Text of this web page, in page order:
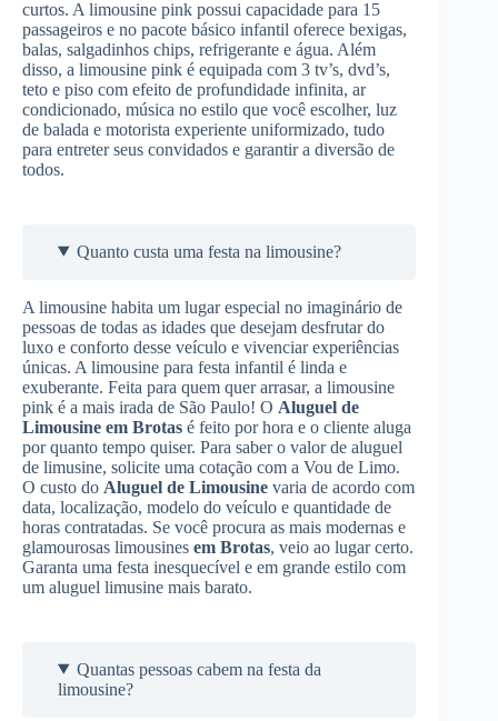
curtos. A limousine pink possui capacidade para 15
passageiros e no pacote básico infantil oferece bexigas,
balas, salgadinhos chips, refrigerante e água. Além
disso, a limousine pink é equipada com 3 tv’s, dvd’s,
teto e piso com efeito de profundidade infinita, ar
condicionado, música no estilo que você escolher, luz
de balada e motorista experiente uniformizado, tudo
para entreter seus convidados e garantir a diversão de
todos.
Quanto custa uma festa na limousine?
A limousine habita um lugar especial no imaginário de
pessoas de todas as idades que desejam desfrutar do
luxo e conforto desse veículo e vivenciar experiências
únicas. A limousine para festa infantil é linda e
exuberante. Feita para quem quer arrasar, a limousine
pink é a mais irada de São Paulo! O Aluguel de
Limousine em Brotas é feito por hora e o cliente aluga
por quanto tempo quiser. Para saber o valor de aluguel
de limusine, solicite uma cotação com a Vou de Limo.
O custo do Aluguel de Limousine varia de acordo com
data, localização, modelo do veículo e quantidade de
horas contratadas. Se você procura as mais modernas e
glamourosas limousines em Brotas, veio ao lugar certo.
Garanta uma festa inesquecível e em grande estilo com
um aluguel limusine mais barato.
Quantas pessoas cabem na festa da
limousine?